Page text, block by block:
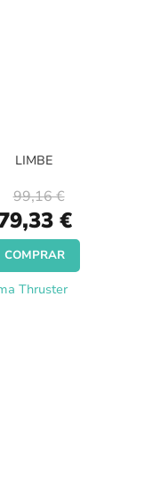
LIMBE
€
99,16 €
COMPRAR